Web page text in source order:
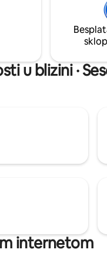
Mbps * Smart TV s
i Netflixom * Bračni
čišćenje
u blizini ·
internetom